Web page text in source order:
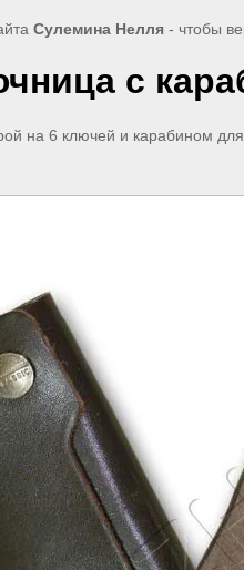
Сулемина Нелля - чтобы
с
на 6 ключей и карабином